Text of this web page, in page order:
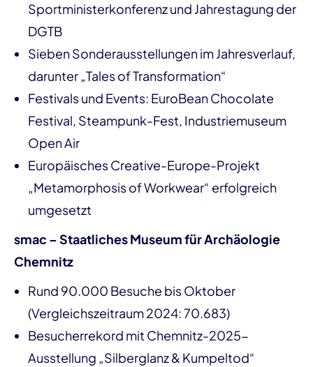
Sportministerkonferenz und Jahrestagung der
DGTB
Sieben Sonderausstellungen im Jahresverlauf,
darunter „Tales of Transformation“
Festivals und Events: EuroBean Chocolate
Festival, Steampunk-Fest, Industriemuseum
Open Air
Europäisches Creative-Europe-Projekt
„Metamorphosis of Workwear“ erfolgreich
umgesetzt
smac – Staatliches Museum für Archäologie
Chemnitz
Rund 90.000 Besuche bis Oktober
(Vergleichszeitraum 2024: 70.683)
Besucherrekord mit Chemnitz-2025-
Ausstellung „Silberglanz & Kumpeltod“